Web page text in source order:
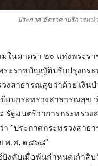
ประกาศ อัตราค่าบริการห
มในมาตรา ๒๐ แห่งพระ
ระราชบัญญัติปรับปรุงกระ
วงสาธารณสุขว่าด้วย เงิ
บียบกระทรวงสาธารณสุข
รัฐมนตรีว่าการกระทรวง
า "ประกาศกระทรวงสา
พ.ศ. ๒๕๖๘"
งคับเมื่อพ้นกําหนดเก้าสิ